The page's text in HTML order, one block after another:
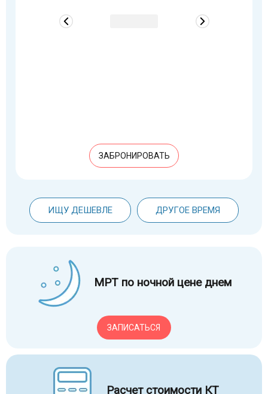
ЗАБРОНИРОВАТЬ
ИЩУ ДЕШЕВЛЕ ДРУГОЕ ВРЕМЯ
МРТ по ночной цене днем
ЗАПИСАТЬСЯ
Расчет стоимости КТ